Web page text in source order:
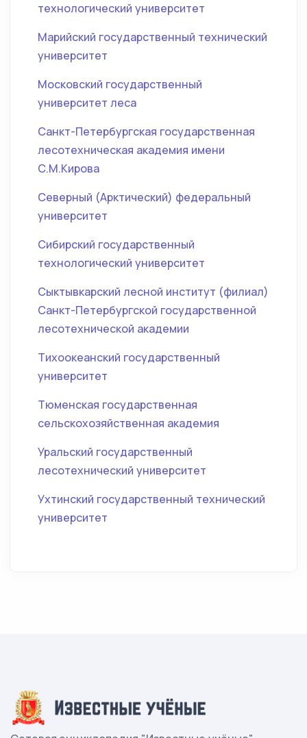
технологический университет
Марийский государственный технический
университет
Московский государственный
университет леса
Санкт-Петербургская государственная
лесотехническая академия имени
С.М.Кирова
Северный (Арктический) федеральный
университет
Сибирский государственный
технологический университет
Сыктывкарский лесной институт (филиал)
Санкт-Петербургской государственной
лесотехнической академии
Тихоокеанский государственный
университет
Тюменская государственная
сельскохозяйственная академия
Уральский государственный
лесотехнический университет
Ухтинский государственный технический
университет